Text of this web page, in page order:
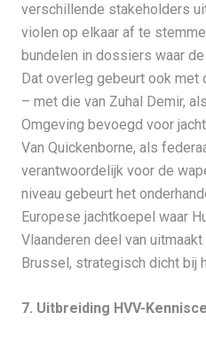
verschillende stakeholders
violen op elkaar af te
bundelen in dossiers waar
Dat overleg gebeurt ook
– met die van Zuhal Demir,
Omgeving bevoegd voor
Van Quickenborne, als
verantwoordelijk voor de
niveau gebeurt het
Europese jachtkoepel waar
Vlaanderen deel van
Brussel, strategisch dicht bij
7. Uitbreiding HVV-